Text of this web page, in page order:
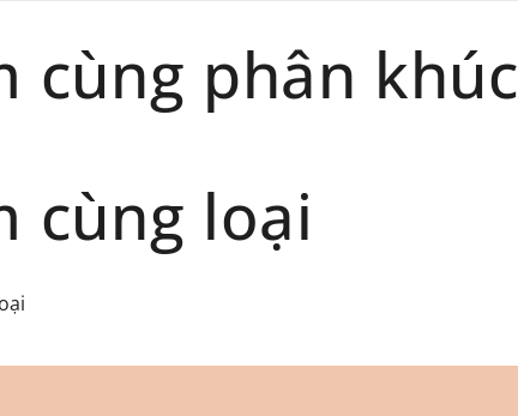
cùng phân khúc
cùng loại